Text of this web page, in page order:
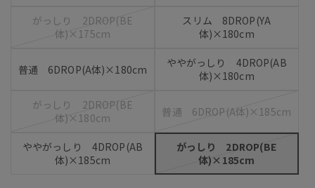
がっしり 2DROP(BE
体)×175cm
スリム 8DROP(YA
体)×180cm
普通 6DROP(A体)×180cm
ややがっしり 4DROP(AB
体)×180cm
がっしり 2DROP(BE
体)×180cm
普通 6DROP(A体)×185cm
ややがっしり 4DROP(AB
体)×185cm
がっしり 2DROP(BE
体)×185cm